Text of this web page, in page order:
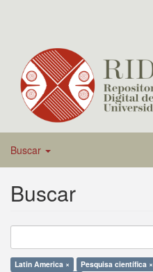
Buscar
Buscar
Latin America × Pesquisa científica ×